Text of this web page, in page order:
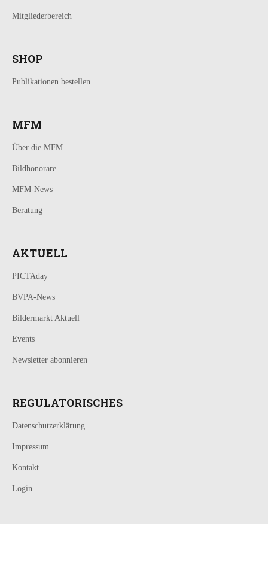
Mitgliederbereich
SHOP
Publikationen bestellen
MFM
Über die MFM
Bildhonorare
MFM-News
Beratung
AKTUELL
PICTAday
BVPA-News
Bildermarkt Aktuell
Events
Newsletter abonnieren
REGULATORISCHES
Datenschutzerklärung
Impressum
Kontakt
Login